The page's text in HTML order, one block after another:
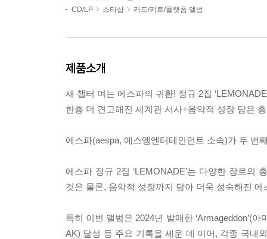
CD/LP
스타샵 카드/키트/플랫폼 앨범
제품소개
새 챕터 여는 에스파의 귀환! 정규 2집
한층 더 견고해진 세계관 서사+음악적 성장 담은
에스파(aespa, 에스엠엔터테인먼트 소속)가 두 번
에스파 정규 2집 ‘LEMONADE’는 다양한 장르의
것은 물론, 음악적 성장까지 담아 더욱 성숙해진
특히 이번 앨범은 2024년 발매한 ‘Armageddon’(
AK) 달성 등 주요 기록을 세운 데 이어, 각종 국내